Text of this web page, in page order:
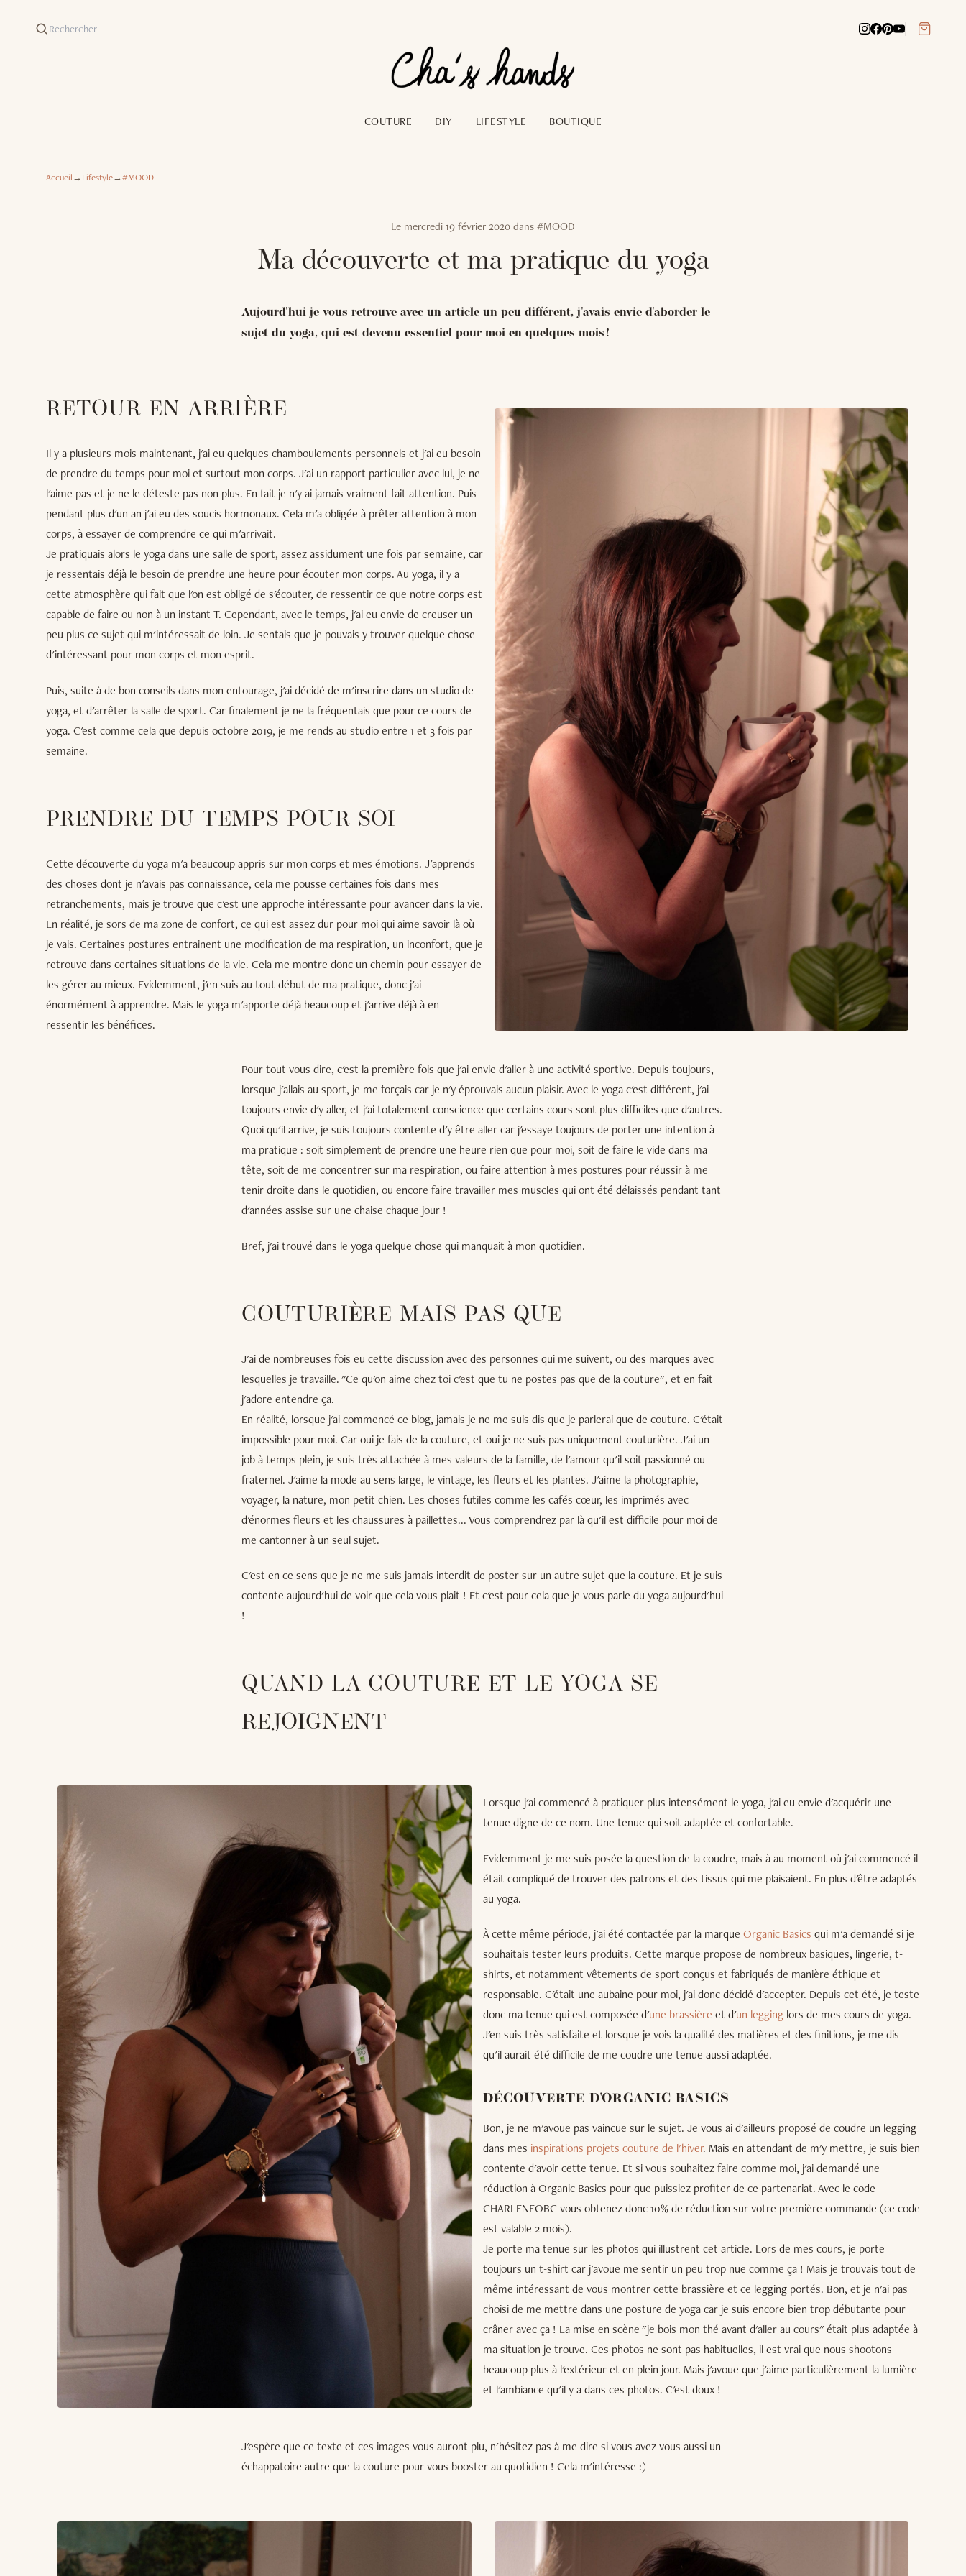
COUTURE DIY LIFESTYLE BOUTIQUE
Accueil→Lifestyle→#MOOD
Le mercredi 19 février 2020 dans #MOOD
Ma découverte et ma pratique du yoga
Aujourd'hui je vous retrouve avec un article un peu différent, j'avais envie d'aborder le
sujet du yoga, qui est devenu essentiel pour moi en quelques mois !
RETOUR EN ARRIÈRE
Il y a plusieurs mois maintenant, j'ai eu quelques chamboulements personnels et j'ai eu besoin
de prendre du temps pour moi et surtout mon corps. J'ai un rapport particulier avec lui, je ne
l'aime pas et je ne le déteste pas non plus. En fait je n'y ai jamais vraiment fait attention. Puis
pendant plus d'un an j'ai eu des soucis hormonaux. Cela m'a obligée à prêter attention à mon
corps, à essayer de comprendre ce qui m'arrivait.
Je pratiquais alors le yoga dans une salle de sport, assez assidument une fois par semaine, car
je ressentais déjà le besoin de prendre une heure pour écouter mon corps. Au yoga, il y a
cette atmosphère qui fait que l'on est obligé de s'écouter, de ressentir ce que notre corps est
capable de faire ou non à un instant T. Cependant, avec le temps, j'ai eu envie de creuser un
peu plus ce sujet qui m'intéressait de loin. Je sentais que je pouvais y trouver quelque chose
d'intéressant pour mon corps et mon esprit.
Puis, suite à de bon conseils dans mon entourage, j'ai décidé de m'inscrire dans un studio de
yoga, et d'arrêter la salle de sport. Car finalement je ne la fréquentais que pour ce cours de
yoga. C'est comme cela que depuis octobre 2019, je me rends au studio entre 1 et 3 fois par
semaine.
PRENDRE DU TEMPS POUR SOI
Cette découverte du yoga m'a beaucoup appris sur mon corps et mes émotions. J'apprends
des choses dont je n'avais pas connaissance, cela me pousse certaines fois dans mes
retranchements, mais je trouve que c'est une approche intéressante pour avancer dans la vie.
En réalité, je sors de ma zone de confort, ce qui est assez dur pour moi qui aime savoir là où
je vais. Certaines postures entrainent une modification de ma respiration, un inconfort, que je
retrouve dans certaines situations de la vie. Cela me montre donc un chemin pour essayer de
les gérer au mieux. Evidemment, j'en suis au tout début de ma pratique, donc j'ai
énormément à apprendre. Mais le yoga m'apporte déjà beaucoup et j'arrive déjà à en
ressentir les bénéfices.
Pour tout vous dire, c'est la première fois que j'ai envie d'aller à une activité sportive. Depuis toujours,
lorsque j'allais au sport, je me forçais car je n'y éprouvais aucun plaisir. Avec le yoga c'est différent, j'ai
toujours envie d'y aller, et j'ai totalement conscience que certains cours sont plus difficiles que d'autres.
Quoi qu'il arrive, je suis toujours contente d'y être aller car j'essaye toujours de porter une intention à
ma pratique : soit simplement de prendre une heure rien que pour moi, soit de faire le vide dans ma
tête, soit de me concentrer sur ma respiration, ou faire attention à mes postures pour réussir à me
tenir droite dans le quotidien, ou encore faire travailler mes muscles qui ont été délaissés pendant tant
d'années assise sur une chaise chaque jour !
Bref, j'ai trouvé dans le yoga quelque chose qui manquait à mon quotidien.
COUTURIÈRE MAIS PAS QUE
J'ai de nombreuses fois eu cette discussion avec des personnes qui me suivent, ou des marques avec
lesquelles je travaille. "Ce qu'on aime chez toi c'est que tu ne postes pas que de la couture", et en fait
j'adore entendre ça.
En réalité, lorsque j'ai commencé ce blog, jamais je ne me suis dis que je parlerai que de couture. C'était
impossible pour moi. Car oui je fais de la couture, et oui je ne suis pas uniquement couturière. J'ai un
job à temps plein, je suis très attachée à mes valeurs de la famille, de l'amour qu'il soit passionné ou
fraternel. J'aime la mode au sens large, le vintage, les fleurs et les plantes. J'aime la photographie,
voyager, la nature, mon petit chien. Les choses futiles comme les cafés cœur, les imprimés avec
d'énormes fleurs et les chaussures à paillettes... Vous comprendrez par là qu'il est difficile pour moi de
me cantonner à un seul sujet.
C'est en ce sens que je ne me suis jamais interdit de poster sur un autre sujet que la couture. Et je suis
contente aujourd'hui de voir que cela vous plait ! Et c'est pour cela que je vous parle du yoga aujourd'hui
!
QUAND LA COUTURE ET LE YOGA SE
REJOIGNENT
Lorsque j'ai commencé à pratiquer plus intensément le yoga, j'ai eu envie d'acquérir une
tenue digne de ce nom. Une tenue qui soit adaptée et confortable.
Evidemment je me suis posée la question de la coudre, mais à au moment où j'ai commencé il
était compliqué de trouver des patrons et des tissus qui me plaisaient. En plus d'être adaptés
au yoga.
À cette même période, j'ai été contactée par la marque Organic Basics qui m'a demandé si je
souhaitais tester leurs produits. Cette marque propose de nombreux basiques, lingerie, t-
shirts, et notamment vêtements de sport conçus et fabriqués de manière éthique et
responsable. C'était une aubaine pour moi, j'ai donc décidé d'accepter. Depuis cet été, je teste
donc ma tenue qui est composée d'une brassière et d'un legging lors de mes cours de yoga.
J'en suis très satisfaite et lorsque je vois la qualité des matières et des finitions, je me dis
qu'il aurait été difficile de me coudre une tenue aussi adaptée.
DÉCOUVERTE D'ORGANIC BASICS
Bon, je ne m'avoue pas vaincue sur le sujet. Je vous ai d'ailleurs proposé de coudre un legging
dans mes inspirations projets couture de l'hiver. Mais en attendant de m'y mettre, je suis bien
contente d'avoir cette tenue. Et si vous souhaitez faire comme moi, j'ai demandé une
réduction à Organic Basics pour que puissiez profiter de ce partenariat. Avec le code
CHARLENEOBC vous obtenez donc 10% de réduction sur votre première commande (ce code
est valable 2 mois).
Je porte ma tenue sur les photos qui illustrent cet article. Lors de mes cours, je porte
toujours un t-shirt car j'avoue me sentir un peu trop nue comme ça ! Mais je trouvais tout de
même intéressant de vous montrer cette brassière et ce legging portés. Bon, et je n'ai pas
choisi de me mettre dans une posture de yoga car je suis encore bien trop débutante pour
crâner avec ça ! La mise en scène "je bois mon thé avant d'aller au cours" était plus adaptée à
ma situation je trouve. Ces photos ne sont pas habituelles, il est vrai que nous shootons
beaucoup plus à l'extérieur et en plein jour. Mais j'avoue que j'aime particulièrement la lumière
et l'ambiance qu'il y a dans ces photos. C'est doux !
J'espère que ce texte et ces images vous auront plu, n'hésitez pas à me dire si vous avez vous aussi un
échappatoire autre que la couture pour vous booster au quotidien ! Cela m'intéresse :)